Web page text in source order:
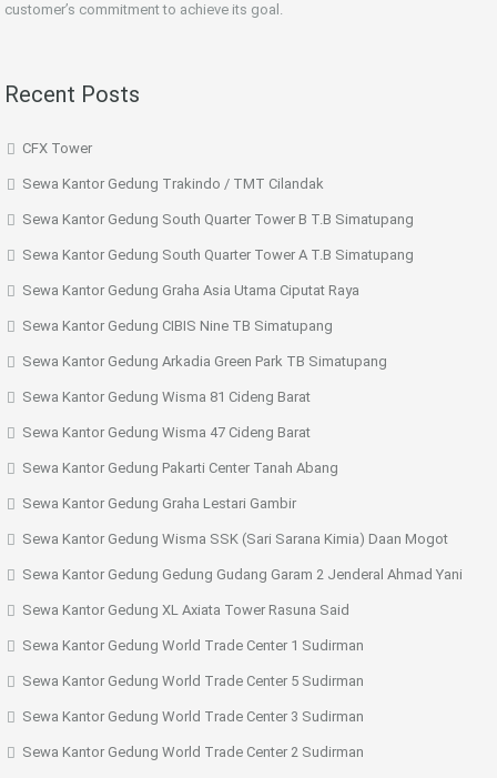
customer’s commitment to achieve its goal.
Recent Posts
CFX Tower
Sewa Kantor Gedung Trakindo / TMT Cilandak
Sewa Kantor Gedung South Quarter Tower B T.B Simatupang
Sewa Kantor Gedung South Quarter Tower A T.B Simatupang
Sewa Kantor Gedung Graha Asia Utama Ciputat Raya
Sewa Kantor Gedung CIBIS Nine TB Simatupang
Sewa Kantor Gedung Arkadia Green Park TB Simatupang
Sewa Kantor Gedung Wisma 81 Cideng Barat
Sewa Kantor Gedung Wisma 47 Cideng Barat
Sewa Kantor Gedung Pakarti Center Tanah Abang
Sewa Kantor Gedung Graha Lestari Gambir
Sewa Kantor Gedung Wisma SSK (Sari Sarana Kimia) Daan Mogot
Sewa Kantor Gedung Gedung Gudang Garam 2 Jenderal Ahmad Yani
Sewa Kantor Gedung XL Axiata Tower Rasuna Said
Sewa Kantor Gedung World Trade Center 1 Sudirman
Sewa Kantor Gedung World Trade Center 5 Sudirman
Sewa Kantor Gedung World Trade Center 3 Sudirman
Sewa Kantor Gedung World Trade Center 2 Sudirman